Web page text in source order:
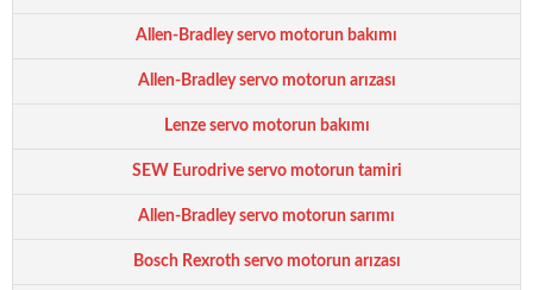
Allen-Bradley servo motorun bakımı
Allen-Bradley servo motorun arızası
Lenze servo motorun bakımı
SEW Eurodrive servo motorun tamiri
Allen-Bradley servo motorun sarımı
Bosch Rexroth servo motorun arızası